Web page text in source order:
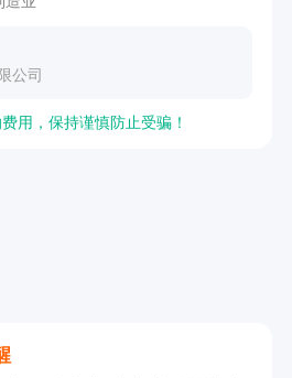
公司
用，保持谨慎防止受骗！